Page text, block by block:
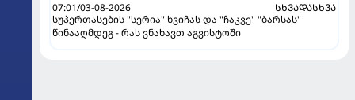
07:01/03-08-2026
ᲡᲮᲕᲐᲓᲐᲡᲮᲕᲐ
სუპერთასების "სერია" ხვიჩას და "ჩაკვე" "ბარსას"
წინააღმდეგ - რას ვნახავთ აგვისტოში